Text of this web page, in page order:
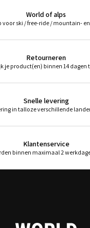
World of alps
voor ski / free-ride / mountain-
Retourneren
je product(en) binnen 14 dagen
Snelle levering
in talloze verschillende
Klantenservice
binnen maximaal 2